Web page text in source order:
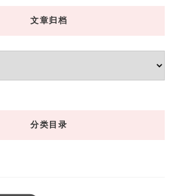
文章归档
分类目录